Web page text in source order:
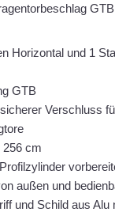
Horizontal und 1
GTB
Verschluss
256 cm
außen und
und Schild aus Alu